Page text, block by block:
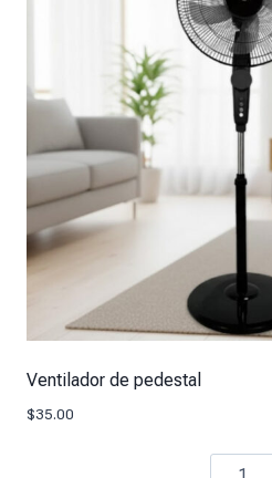
Ventilador de pedestal
$35.00